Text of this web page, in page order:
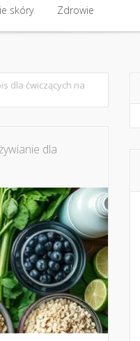
i diy Kosmetyka
skóry Zdrowie
dla ćwiczących na
dla